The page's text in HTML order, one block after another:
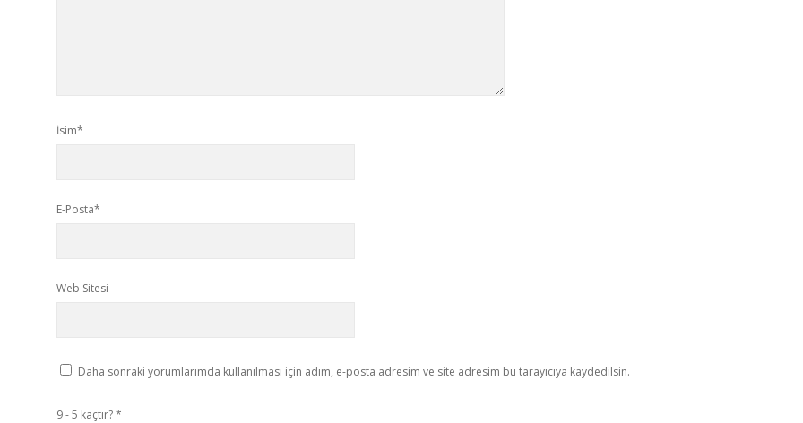
İsim*
E-Posta*
Web Sitesi
Daha sonraki yorumlarımda kullanılması için adım, e-posta adresim ve site adresim bu tarayıcıya kaydedilsin.
9 - 5 kaçtır?*